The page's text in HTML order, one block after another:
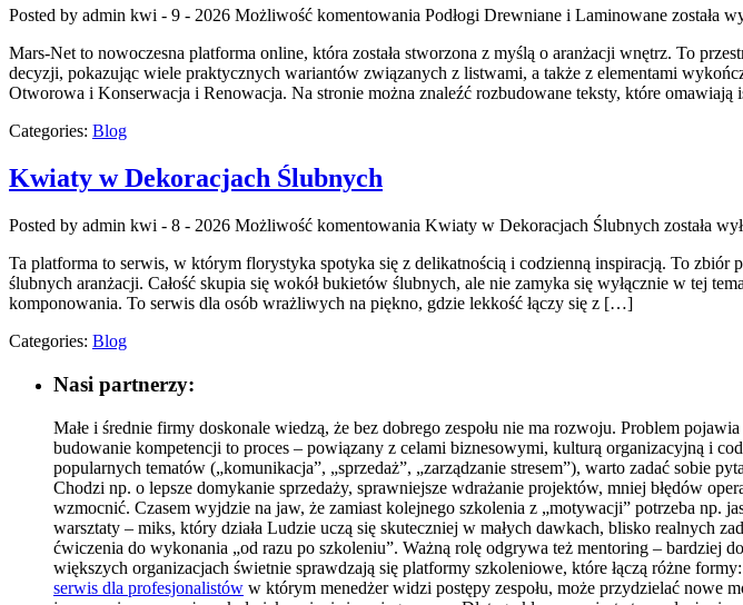
Posted by admin kwi - 9 - 2026 Możliwość komentowania Podłogi Drewniane i Laminowane została
Mars-Net to nowoczesna platforma online, która została stworzona z myślą o aranżacji wnętrz. To
decyzji, pokazując wiele praktycznych wariantów związanych z listwami, a także z elementami
Otworowa i Konserwacja i Renowacja. Na stronie można znaleźć rozbudowane teksty, które
Categories: Blog
Kwiaty w Dekoracjach Ślubnych
Posted by admin kwi - 8 - 2026 Możliwość komentowania Kwiaty w Dekoracjach Ślubnych została
Ta platforma to serwis, w którym florystyka spotyka się z delikatnością i codzienną inspiracją. To
ślubnych aranżacji. Całość skupia się wokół bukietów ślubnych, ale nie zamyka się wyłącznie w tej
komponowania. To serwis dla osób wrażliwych na piękno, gdzie lekkość łączy się z […]
Categories: Blog
Nasi partnerzy:
Małe i średnie firmy doskonale wiedzą, że bez dobrego zespołu nie ma rozwoju. Problem
budowanie kompetencji to proces – powiązany z celami biznesowymi, kulturą organizacyjną i
popularnych tematów („komunikacja”, „sprzedaż”, „zarządzanie stresem”), warto zadać sobie
Chodzi np. o lepsze domykanie sprzedaży, sprawniejsze wdrażanie projektów, mniej błędów
wzmocnić. Czasem wyjdzie na jaw, że zamiast kolejnego szkolenia z „motywacji” potrzeba
warsztaty – miks, który działa Ludzie uczą się skuteczniej w małych dawkach, blisko realnych
ćwiczenia do wykonania „od razu po szkoleniu”. Ważną rolę odgrywa też mentoring – bardziej
większych organizacjach świetnie sprawdzają się platformy szkoleniowe, które łączą różne
serwis dla profesjonalistów w którym menedżer widzi postępy zespołu, może przydzielać nowe